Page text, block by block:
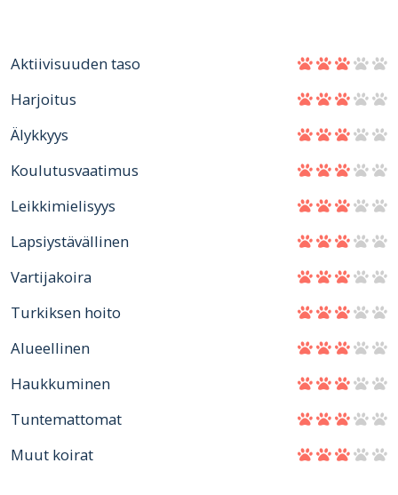
Aktiivisuuden taso
Harjoitus
Älykkyys
Koulutusvaatimus
Leikkimielisyys
Lapsiystävällinen
Vartijakoira
Turkiksen hoito
Alueellinen
Haukkuminen
Tuntemattomat
Muut koirat